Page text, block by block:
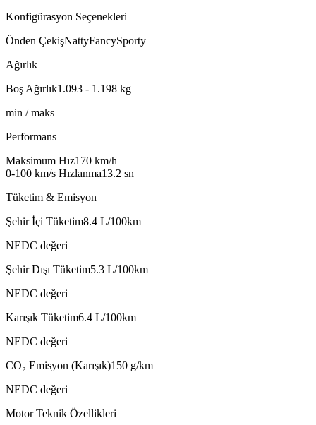
Konfigürasyon Seçenekleri
Önden ÇekişNattyFancySporty
Ağırlık
Boş Ağırlık1.093 - 1.198 kg
min / maks
Performans
Maksimum Hız170 km/h
0-100 km/s Hızlanma13.2 sn
Tüketim & Emisyon
Şehir İçi Tüketim8.4 L/100km
NEDC değeri
Şehir Dışı Tüketim5.3 L/100km
NEDC değeri
Karışık Tüketim6.4 L/100km
NEDC değeri
CO₂ Emisyon (Karışık)150 g/km
NEDC değeri
Motor Teknik Özellikleri